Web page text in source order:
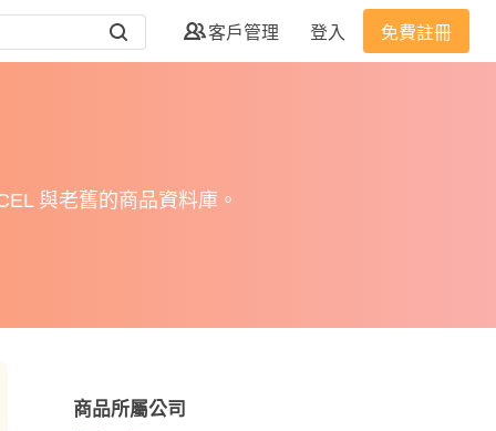
客戶管理 登入 免費註冊
與老舊的商品資料庫。
商品所屬公司